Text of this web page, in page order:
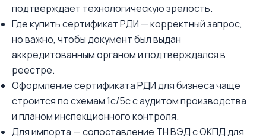
подтверждает технологическую зрелость.
Где купить сертификат РДИ — корректный запрос,
но важно, чтобы документ был выдан
аккредитованным органом и подтверждался в
реестре.
Оформление сертификата РДИ для бизнеса чаще
строится по схемам 1с/5с с аудитом производства
и планом инспекционного контроля.
Для импорта — сопоставление ТН ВЭД с ОКПД для